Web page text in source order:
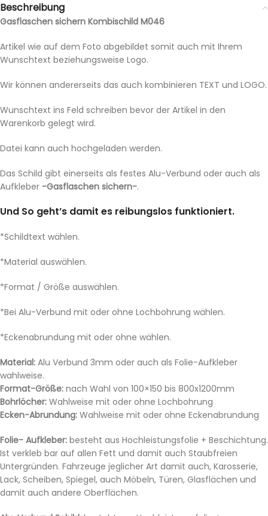
Beschreibung
Gasflaschen sichern Kombischild M046
Artikel wie auf dem Foto abgebildet somit auch mit Ihrem
Wunschtext beziehungsweise Logo.
Wir können andererseits das auch kombinieren TEXT und LOGO.
Wunschtext ins Feld schreiben bevor der Artikel in den
Warenkorb gelegt wird.
Datei kann auch hochgeladen werden.
Das Schild gibt einerseits als festes Alu-Verbund oder auch als
Aufkleber -Gasflaschen sichern-.
Und So geht’s damit es reibungslos funktioniert.
*Schildtext wählen.
*Material auswählen.
*Format / Größe auswählen.
*Bei Alu-Verbund mit oder ohne Lochbohrung wählen.
*Eckenabrundung mit oder ohne wählen.
Material: Alu Verbund 3mm oder auch als Folie-Aufkleber
wahlweise.
Format-Größe: nach Wahl von 100×150 bis 800x1200mm
Bohrlöcher: Wahlweise mit oder ohne Lochbohrung
Ecken-Abrundung: Wahlweise mit oder ohne Eckenabrundung
Folie- Aufkleber: besteht aus Hochleistungsfolie + Beschichtung.
Ist verkleb bar auf allen Fett und damit auch Staubfreien
Untergründen. Fahrzeuge jeglicher Art damit auch, Karosserie,
Lack, Scheiben, Spiegel, auch Möbeln, Türen, Glasflächen und
damit auch andere Oberflächen.